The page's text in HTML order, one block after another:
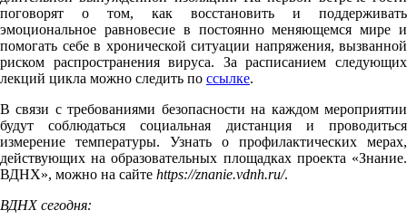
поговорят о том, как восстановить и поддерживать
эмоциональное равновесие в постоянно меняющемся мире и
помогать себе в хронической ситуации напряжения, вызванной
риском распространения вируса. За расписанием следующих
лекций цикла можно следить по ссылке.
В связи с требованиями безопасности на каждом мероприятии
будут соблюдаться социальная дистанция и проводиться
измерение температуры. Узнать о профилактических мерах,
действующих на образовательных площадках проекта «Знание.
ВДНХ», можно на сайте https://znanie.vdnh.ru/.
ВДНХ сегодня: